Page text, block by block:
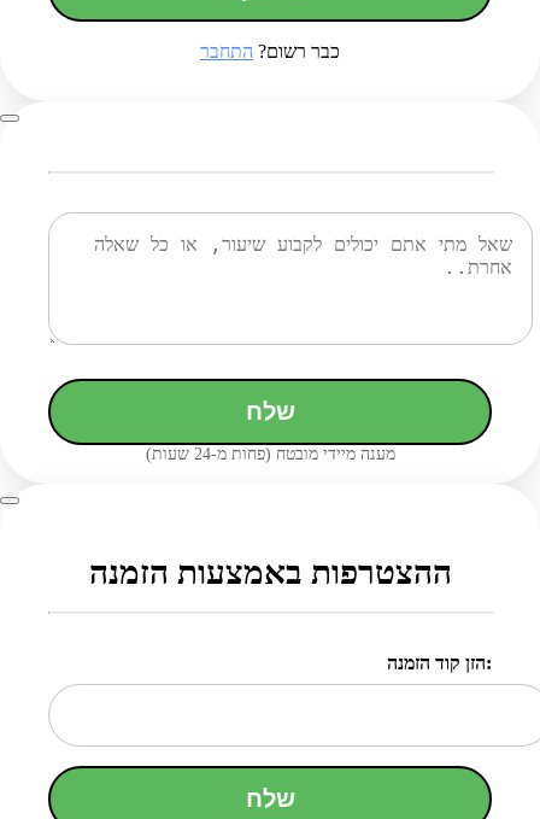
כבר רשום? התחבר
שלח
מענה מיידי מובטח (פחות מ-24 שעות)
ההצטרפות באמצעות הזמנה
הזן קוד הזמנה:
שלח